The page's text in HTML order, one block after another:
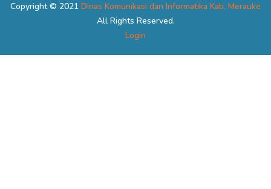
Copyright © 2021 Dinas Komunikasi dan Informatika Kab. Merauke
All Rights Reserved.
Login